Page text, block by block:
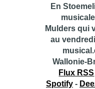
En
Mulders qui
au
Wallonie-
Flux RSS
Spotify-